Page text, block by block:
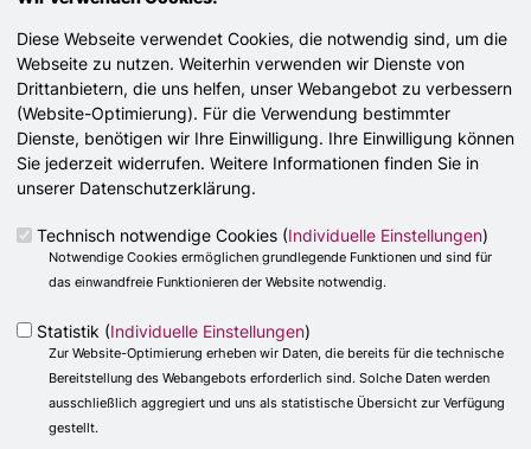
LV Baden-Württemberg
Susanne Wetterich
Landesvorsitzende
Jens Marquart
Geschäftsführer
Heilbronner Straße 43
70191 Stuttgart
0711 66 904 -15
fu@cdu-bw.de
http://www.fu-bw.de/
Diese Webseite verwendet Cookies, die notwendig sind, um die
Webseite zu nutzen. Weiterhin verwenden wir Dienste von
Drittanbietern, die uns helfen, unser Webangebot zu verbessern
(Website-Optimierung). Für die Verwendung bestimmter
Dienste, benötigen wir Ihre Einwilligung. Ihre Einwilligung können
Sie jederzeit widerrufen. Weitere Informationen finden Sie in
unserer Datenschutzerklärung.
Technisch notwendige Cookies (Individuelle Einstellungen)
Notwendige Cookies ermöglichen grundlegende Funktionen und sind für
das einwandfreie Funktionieren der Website notwendig.
Statistik (Individuelle Einstellungen)
Zur Website-Optimierung erheben wir Daten, die bereits für die technische
Bereitstellung des Webangebots erforderlich sind. Solche Daten werden
ausschließlich aggregiert und uns als statistische Übersicht zur Verfügung
gestellt.